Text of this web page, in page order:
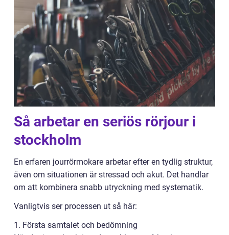
Så arbetar en seriös rörjour i
stockholm
En erfaren jourrörmokare arbetar efter en tydlig struktur,
även om situationen är stressad och akut. Det handlar
om att kombinera snabb utryckning med systematik.
Vanligtvis ser processen ut så här:
1. Första samtalet och bedömning